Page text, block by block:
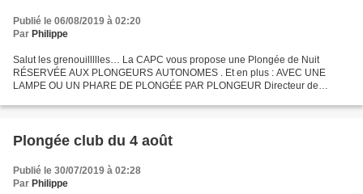
Publié le 06/08/2019 à 02:20
Par Philippe
Salut les grenouillllles… La CAPC vous propose une Plongée de Nuit
RÉSERVÉE AUX PLONGEURS AUTONOMES . Et en plus : AVEC UNE
LAMPE OU UN PHARE DE PLONGÉE PAR PLONGEUR Directeur de
Holtzheim...
Plongée club du 4 août
Publié le 30/07/2019 à 02:28
Par Philippe